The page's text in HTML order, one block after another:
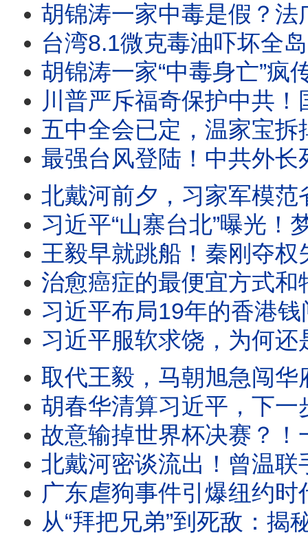
胡锦涛一家中毒是假？法广辟谣突遭404！习迎“汪东兴时刻”？爆蔡奇将交中办大权！河
台湾8.1微克毒油吓坏全岛，中共一看：这在中国算优质油！胡
胡锦涛一家“中毒身亡”疯传！五中全会十月召开：习近平在台上被
川普严斥福奇保护中共！国会惊人“百次沉默”，律师被赶出国会，听证会扯出美中“深层政府”与中
五中全会已定，温家宝拆掉李强三张底牌；方星海落马、
最强台风登陆！中共外长死里逃生，牛田洋553名军人和大学生身亡惨剧究竟是台风还是人祸？“
北戴河前夕，习家军模范省失守！习近平心腹中纪委委员突遭罢黜，
习近平“山寨台北”曝光！梦里攻下总统府；美军暗鹰高超音速导弹
王毅早就跳船！秦刚夺权失败，习近平外交线变天；周恩来私
治愈癌症的最便宜方式和特斯拉，竟然被FBI消音；川普新冠“特效药”
习近平布局19年的香港钱闸易主，陈希、马兴瑞旧部遭全面清洗！党产
习近平服软求饶，为何还是下不了台？元老院正起草判词：温家宝
取代王毅，马朝旭急闯华府探雷！川习会前夜，中南海权斗与AI危机同时失控；习近平
胡春华清算习近平，下一步直取总书记？李强突然抛出“财产公开”
故意输掉世界杯决赛？！一夜之间成为骗子的梅西遭遇假爆料、千万请愿、全
北戴河密谈流出！曾温联手否决，习近平惊爆
广东虐狗事件引爆纽约时代广场，从旺旺、铁链女到防疫扑杀：中国人为何向弱者下手？
从“拜把兄弟”到死敌：揭秘习近平与薄熙来34年恩怨，一场由“